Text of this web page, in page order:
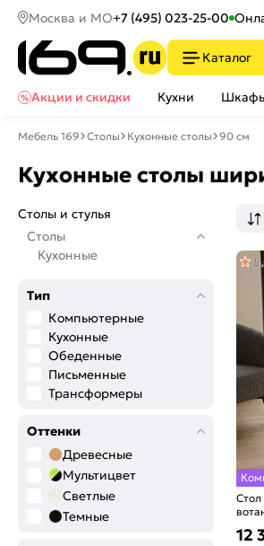
Москва и МО+7 (495) 023-25-00
Каталог
Акции и скидки
Кухни
Мебель 169 Столы Кухонные столы 90 см
Кухонные столы
Столы и стулья
Столы
Кухонные
Тип
Компьютерные
Кухонные
Обеденные
Письменные
Трансформеры
Оттенки
Древесные
Мультицвет
Светлые
Темные
12